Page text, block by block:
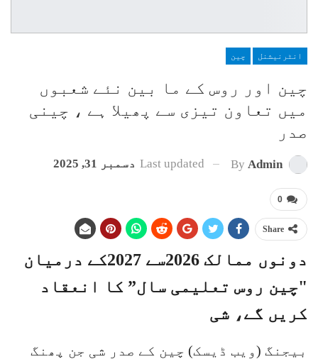
انٹرنیشنل چین
چین اور روس کے ما بین نئے شعبوں
میں تعاون تیزی سے پھیلا ہے ، چینی
صدر
By Admin
Last updated دسمبر 31, 2025
0
Share
دونوں ممالک 2026سے 2027کے درمیان
"چین روس تعلیمی سال” کا انعقاد
کریں گے، شی
بیجنگ (ویب ڈیسک) چین کے صدر شی جن پھنگ